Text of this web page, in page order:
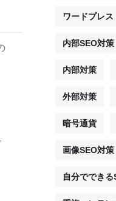
ワードプレス
内部SEO対策
内部対策
外部対策
暗号通貨
画像SEO対策
自分ででき